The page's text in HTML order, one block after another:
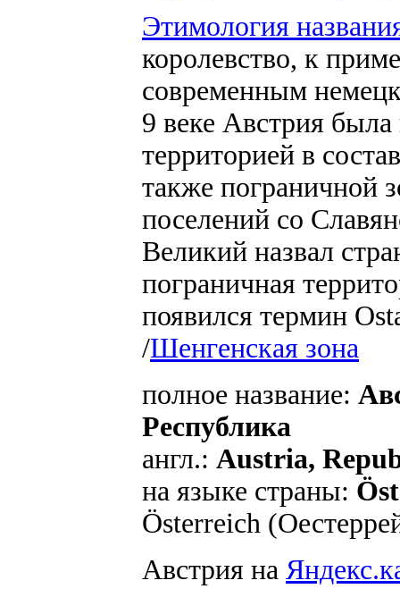
Этимология
королевство, к
современным
9 веке Австрия
территорией в
также пограничной
поселений со
Великий назвал
пограничная
появился термин
/Шенгенская зона
полное название:
Республика
англ.: Austria,
на языке страны:
Österreich
Австрия на